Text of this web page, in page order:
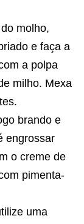
molho,
e faça a
a polpa
milho. Mexa
brando e
engrossar
o creme de
pimenta-
uma